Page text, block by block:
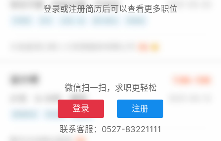
登录或注册简历后可以查看更多职位
微信扫一扫，求职更轻松
登录 注册
联系客服：0527-83221111